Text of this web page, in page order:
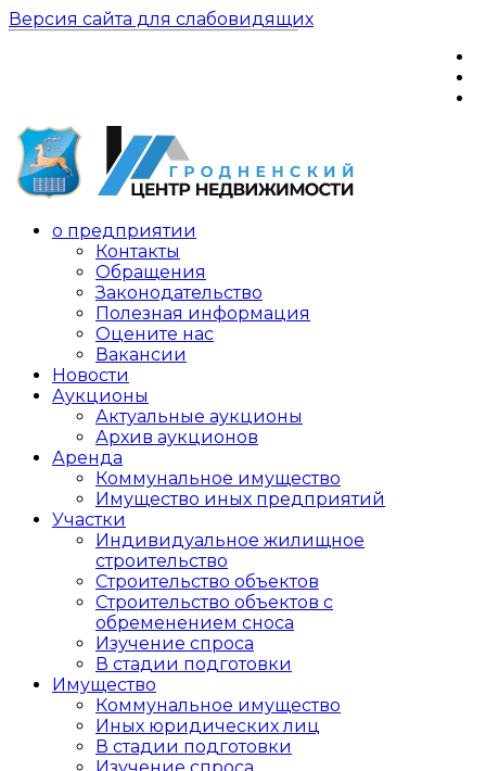
Версия сайта для слабовидящих
о предприятии
Контакты
Обращения
Законодательство
Полезная информация
Оцените нас
Вакансии
Новости
Аукционы
Актуальные аукционы
Архив аукционов
Аренда
Коммунальное имущество
Имущество иных предприятий
Участки
Индивидуальное жилищное
строительство
Строительство объектов
Cтроительство объектов с
обременением сноса
Изучение спроса
В стадии подготовки
Имущество
Коммунальное имущество
Иных юридических лиц
В стадии подготовки